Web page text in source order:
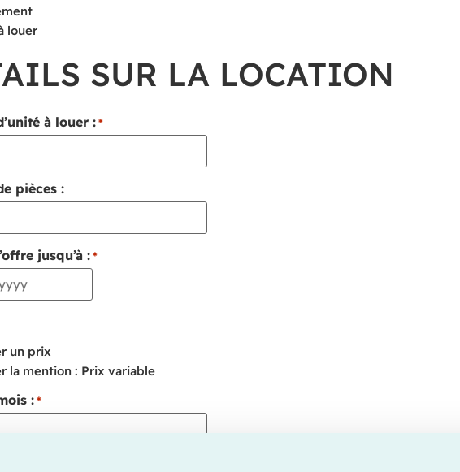
louer
SUR LA LOCATION
à louer : *
pièces :
jusqu’à : *
un prix
la mention : Prix variable
: *